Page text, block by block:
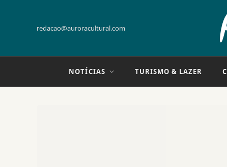
redacao@auroracultural.com
NOTÍCIAS TURISMO & LAZER